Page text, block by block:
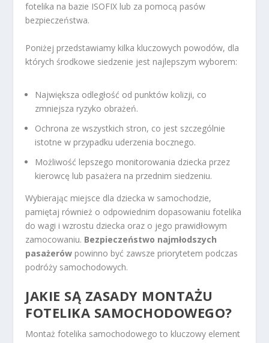
fotelika na bazie ISOFIX lub za pomocą pasów
bezpieczeństwa.
Poniżej przedstawiamy kilka kluczowych powodów, dla
których środkowe siedzenie jest najlepszym wyborem:
Największa odległość od punktów kolizji, co
zmniejsza ryzyko obrażeń.
Ochrona ze wszystkich stron, co jest szczególnie
istotne w przypadku uderzenia bocznego.
Możliwość lepszego monitorowania dziecka przez
kierowcę lub pasażera na przednim siedzeniu.
Wybierając miejsce dla dziecka w samochodzie,
pamiętaj również o odpowiednim dopasowaniu fotelika
do wagi i wzrostu dziecka oraz o jego prawidłowym
zamocowaniu. Bezpieczeństwo najmłodszych
pasażerów powinno być zawsze priorytetem podczas
podróży samochodowych.
JAKIE SĄ ZASADY MONTAŻU
FOTELIKA SAMOCHODOWEGO?
Montaż fotelika samochodowego to kluczowy element